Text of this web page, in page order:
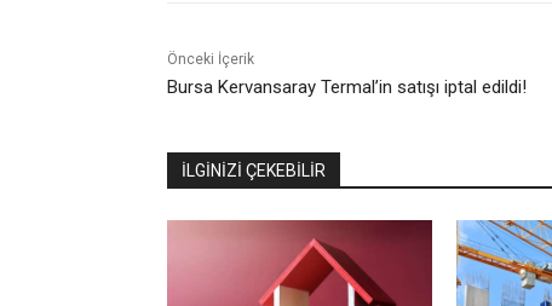
Önceki İçerik
Bursa Kervansaray Termal’in satışı iptal edildi!
İLGİNİZİ ÇEKEBİLİR